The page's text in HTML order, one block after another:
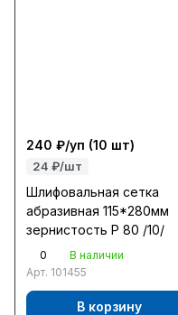
240 ₽/уп (10 шт)
24 ₽/шт
Шлифовальная сетка
абразивная 115*280мм
зернистость Р 80 /10/
0
В наличии
Арт. 101455
В корзину